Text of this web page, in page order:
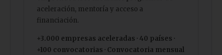
aceleración, mentoría y acceso a
financiación.
+3.000 empresas aceleradas · 40 países ·
+100 convocatorias · Convocatoria mensual